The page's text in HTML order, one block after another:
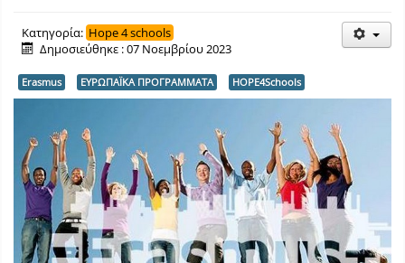
Κατηγορία: Hope 4 schools
Δημοσιεύθηκε : 07 Νοεμβρίου 2023
Erasmus ΕΥΡΩΠΑΪΚΑ ΠΡΟΓΡΑΜΜΑΤΑ HOPE4Schools